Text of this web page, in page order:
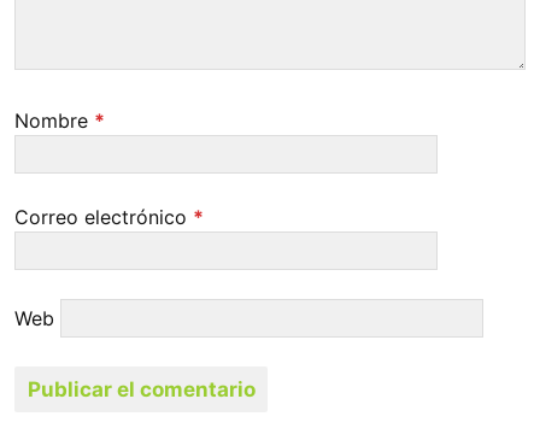
Nombre *
Correo electrónico *
Web